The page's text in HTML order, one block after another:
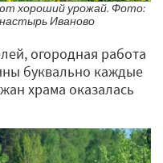
хороший урожай. Фото:
Иваново
огородная работа
буквально каждые
храма оказалась